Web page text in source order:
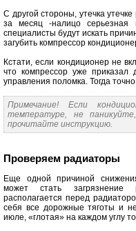
С другой стороны, утечка
за месяц -налицо серьезная
специалисты будут искать
загубить компрессор
Кстати, если кондиционер не
что компрессор уже приказал
управления поломка. Тогда
Примечание! Если
температуре, не
прочитайте инструкцию.
Проверяем радиаторы
Еще одной причиной
может стать загрязнение
располагается перед
себя все дорожные тяготы и
июле, «глотая» на каждом углу